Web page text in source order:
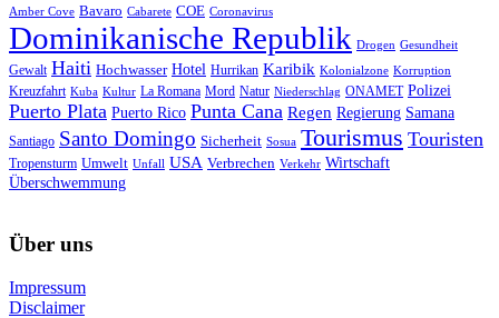
Amber Cove Bavaro Cabarete COE Coronavirus
Dominikanische Republik Drogen Gesundheit
Gewalt Haiti Hochwasser Hotel Hurrikan Karibik Kolonialzone Korruption
Kreuzfahrt Kuba Kultur La Romana Mord Natur Niederschlag ONAMET Polizei
Puerto Plata Puerto Rico Punta Cana Regen Regierung Samana
Santiago Santo Domingo Sicherheit Sosua Tourismus Touristen
Tropensturm Umwelt Unfall USA Verbrechen Verkehr Wirtschaft
Überschwemmung
Über uns
Impressum
Disclaimer